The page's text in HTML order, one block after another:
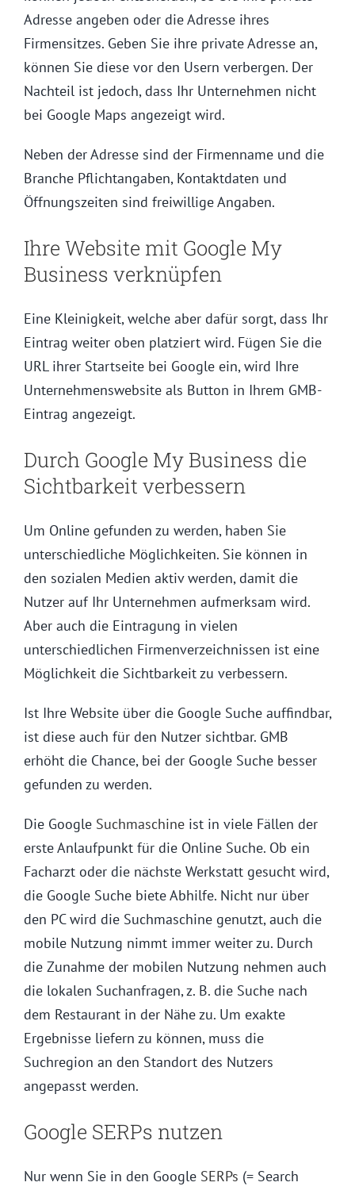
Adresse angeben oder die Adresse ihres
Firmensitzes. Geben Sie ihre private Adresse an,
können Sie diese vor den Usern verbergen. Der
Nachteil ist jedoch, dass Ihr Unternehmen nicht
bei Google Maps angezeigt wird.
Neben der Adresse sind der Firmenname und die
Branche Pflichtangaben, Kontaktdaten und
Öffnungszeiten sind freiwillige Angaben.
Ihre Website mit Google My
Business verknüpfen
Eine Kleinigkeit, welche aber dafür sorgt, dass Ihr
Eintrag weiter oben platziert wird. Fügen Sie die
URL ihrer Startseite bei Google ein, wird Ihre
Unternehmenswebsite als Button in Ihrem GMB-
Eintrag angezeigt.
Durch Google My Business die
Sichtbarkeit verbessern
Um Online gefunden zu werden, haben Sie
unterschiedliche Möglichkeiten. Sie können in
den sozialen Medien aktiv werden, damit die
Nutzer auf Ihr Unternehmen aufmerksam wird.
Aber auch die Eintragung in vielen
unterschiedlichen Firmenverzeichnissen ist eine
Möglichkeit die Sichtbarkeit zu verbessern.
Ist Ihre Website über die Google Suche auffindbar,
ist diese auch für den Nutzer sichtbar. GMB
erhöht die Chance, bei der Google Suche besser
gefunden zu werden.
Die Google Suchmaschine ist in viele Fällen der
erste Anlaufpunkt für die Online Suche. Ob ein
Facharzt oder die nächste Werkstatt gesucht wird,
die Google Suche biete Abhilfe. Nicht nur über
den PC wird die Suchmaschine genutzt, auch die
mobile Nutzung nimmt immer weiter zu. Durch
die Zunahme der mobilen Nutzung nehmen auch
die lokalen Suchanfragen, z. B. die Suche nach
dem Restaurant in der Nähe zu. Um exakte
Ergebnisse liefern zu können, muss die
Suchregion an den Standort des Nutzers
angepasst werden.
Google SERPs nutzen
Nur wenn Sie in den Google SERPs (= Search